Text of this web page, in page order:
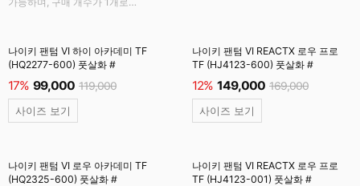
나이키 팬텀 VI 하이 아카데미 TF
(HQ2277-600) 풋살화 #
17% 99,000 119,000
사이즈 보기
나이키 팬텀 VI REACTX 로우 프로
TF (HJ4123-600) 풋살화 #
12% 149,000 169,000
사이즈 보기
나이키 팬텀 VI 로우 아카데미 TF
(HQ2325-600) 풋살화 #
나이키 팬텀 VI REACTX 로우 프로
TF (HJ4123-001) 풋살화 #